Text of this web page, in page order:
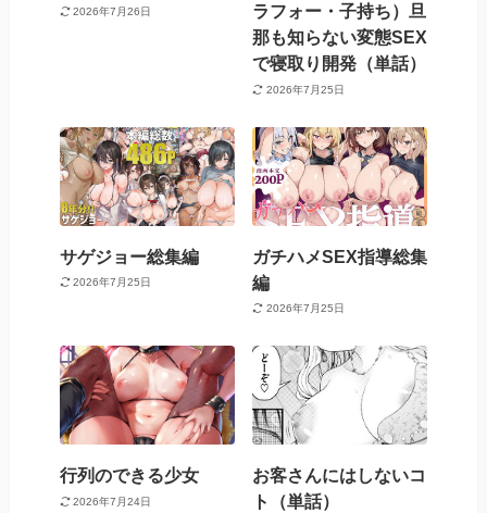
2026年7月26日
ラフォー・子持ち）旦
那も知らない変態SEX
で寝取り開発（単話）
2026年7月25日
サゲジョー総集編
2026年7月25日
ガチハメSEX指導総集
編
2026年7月25日
行列のできる少女
2026年7月24日
お客さんにはしないコ
ト（単話）